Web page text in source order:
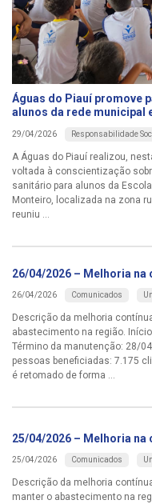
Águas do Piauí promove
alunos da rede municipal
29/04/2026 Responsabilidade
A Águas do Piauí realizou,
voltada à conscientização
sanitário para alunos da
Monteiro, localizada na zona
reuniu ...
26/04/2026 – Melhoria na
26/04/2026 Comunicados
Descrição da melhoria
abastecimento na região.
Término da manutenção: 28/
pessoas beneficiadas: 7.175
é retomado de forma ...
25/04/2026 – Melhoria na
25/04/2026 Comunicados
Descrição da melhoria
manter o abastecimento na